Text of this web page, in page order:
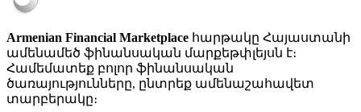
Armenian Financial Marketplace հարթակը Հայաստանի
ամենամեծ ֆինանսական մարքեթփլեյսն է։
Համեմատեք բոլոր ֆինանսական
ծառայությունները, ընտրեք ամենաշահավետ
տարբերակը։